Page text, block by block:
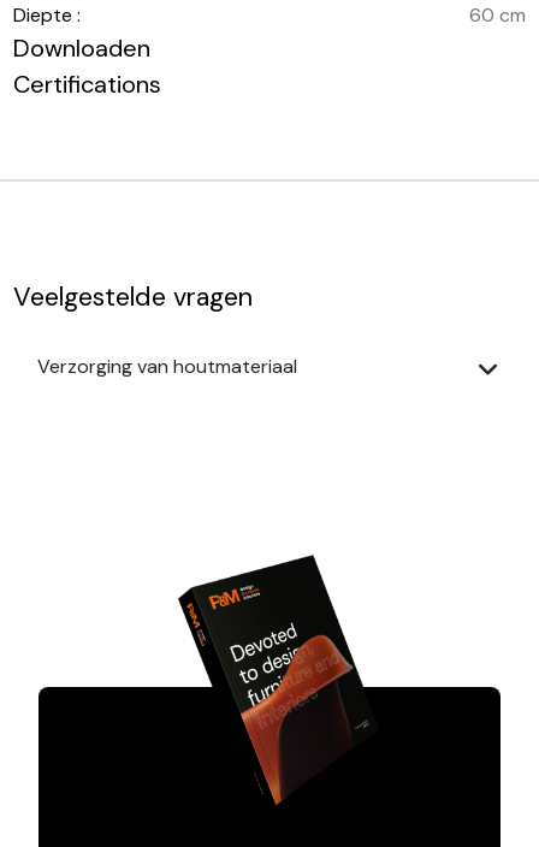
Diepte :
60 cm
Downloaden
Certifications
Veelgestelde vragen
Verzorging van houtmateriaal